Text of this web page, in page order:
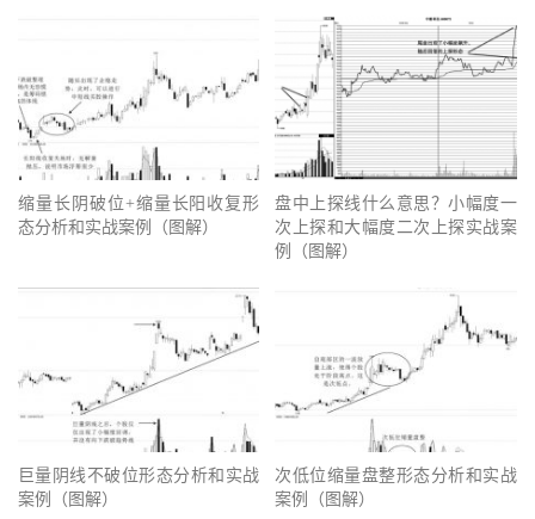
缩量长阴破位+缩量长阳收复形
态分析和实战案例（图解）
盘中上探线什么意思？小幅度一
次上探和大幅度二次上探实战案
例（图解）
巨量阴线不破位形态分析和实战
案例（图解）
次低位缩量盘整形态分析和实战
案例（图解）